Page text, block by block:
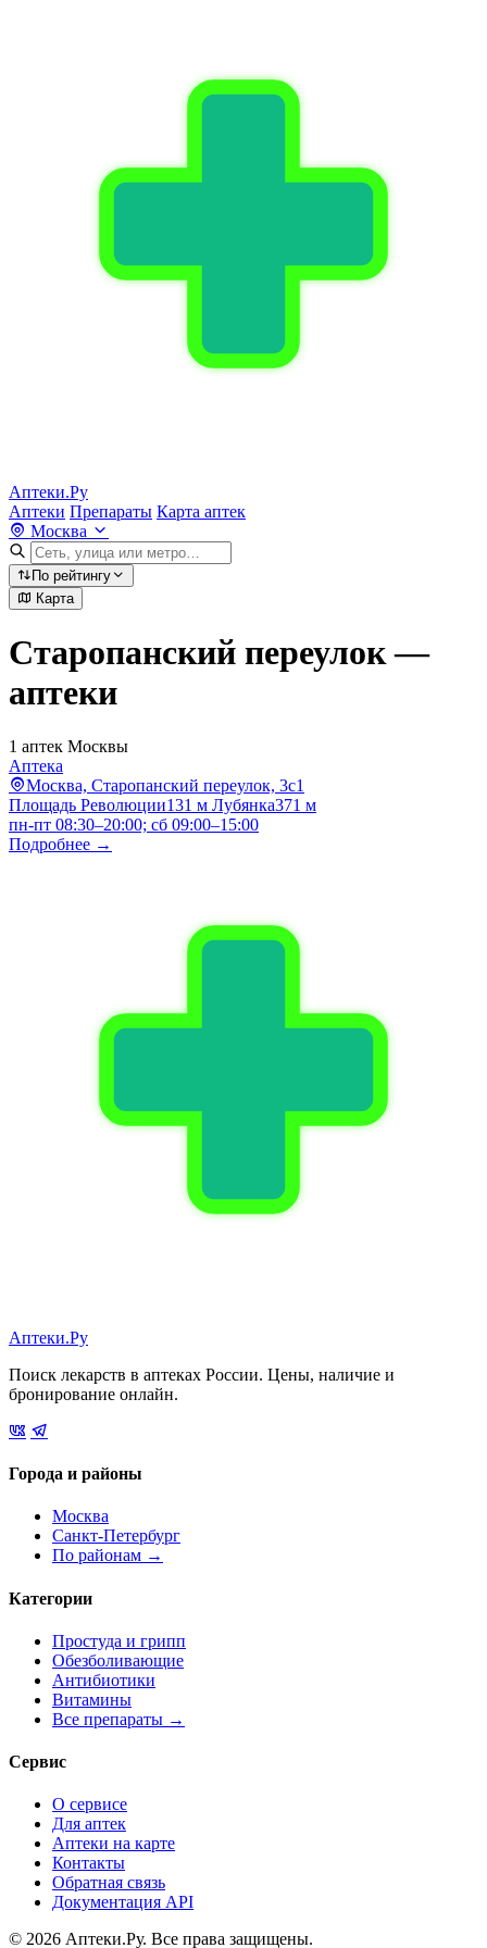
Аптеки.Ру
Аптеки Препараты Карта аптек
Москва
По рейтингу
Карта
Старопанский переулок —
аптеки
1 аптек Москвы
Аптека
Москва, Старопанский переулок, 3с1
Площадь Революции131 м Лубянка371 м
пн-пт 08:30–20:00; сб 09:00–15:00
Подробнее →
Аптеки.Ру
Поиск лекарств в аптеках России. Цены, наличие и
бронирование онлайн.
Города и районы
Москва
Санкт-Петербург
По районам →
Категории
Простуда и грипп
Обезболивающие
Антибиотики
Витамины
Все препараты →
Сервис
О сервисе
Для аптек
Аптеки на карте
Контакты
Обратная связь
Документация API
© 2026 Аптеки.Ру. Все права защищены.